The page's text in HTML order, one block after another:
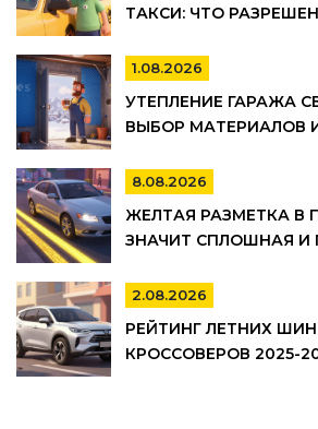
ТАКСИ: ЧТО
1.08.2026
УТЕПЛЕНИЕ ГАРАЖА
ВЫБОР МАТЕРИАЛОВ
8.08.2026
ЖЕЛТАЯ РАЗМЕТКА В
ЗНАЧИТ СПЛОШНАЯ И
ШТРАФЫ
2.08.2026
РЕЙТИНГ ЛЕТНИХ
КРОССОВЕРОВ 2025-